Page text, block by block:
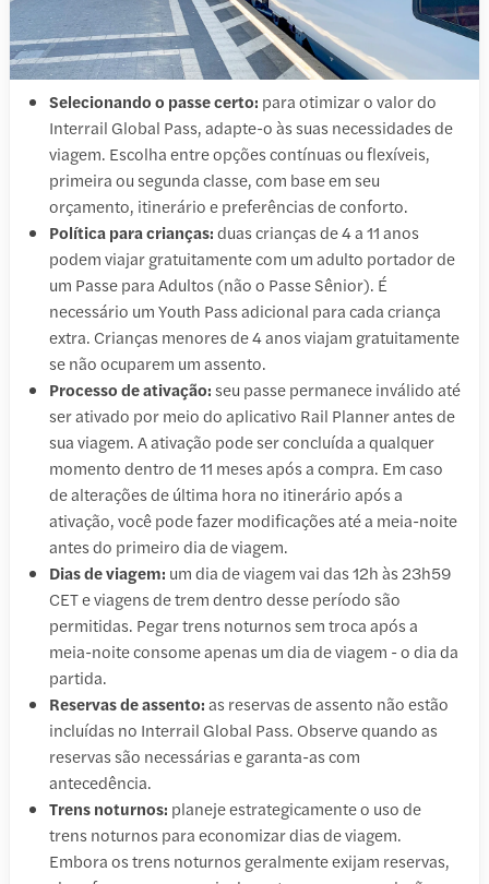
Selecionando o passe certo: para otimizar o valor do
Interrail Global Pass, adapte-o às suas necessidades de
viagem. Escolha entre opções contínuas ou flexíveis,
primeira ou segunda classe, com base em seu
orçamento, itinerário e preferências de conforto.
Política para crianças:duas crianças de 4 a 11 anos
podem viajar gratuitamente com um adulto portador de
um Passe para Adultos (não o Passe Sênior). É
necessário um Youth Pass adicional para cada criança
extra. Crianças menores de 4 anos viajam gratuitamente
se não ocuparem um assento.
Processo de ativação:seu passe permanece inválido até
ser ativado por meio do aplicativo Rail Planner antes de
sua viagem. A ativação pode ser concluída a qualquer
momento dentro de 11 meses após a compra. Em caso
de alterações de última hora no itinerário após a
ativação, você pode fazer modificações até a meia-noite
antes do primeiro dia de viagem.
Dias de viagem: um dia de viagem vai das 12h às 23h59
CET e viagens de trem dentro desse período são
permitidas. Pegar trens noturnos sem troca após a
meia-noite consome apenas um dia de viagem - o dia da
partida.
Reservas de assento:as reservas de assento não estão
incluídas no Interrail Global Pass. Observe quando as
reservas são necessárias e garanta-as com
antecedência.
Trens noturnos: planeje estrategicamente o uso de
trens noturnos para economizar dias de viagem.
Embora os trens noturnos geralmente exijam reservas,